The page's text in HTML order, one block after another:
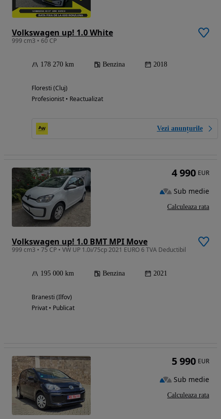
Volkswagen up! 1.0 White
999 cm3 • 60 CP
178 270 km Benzina 2018
Floresti (Cluj)
Profesionist • Reactualizat
Vezi anunțurile
Volkswagen up! 1.0 BMT MPI Move
999 cm3 • 75 CP • VW UP 1.0i/75cp 2021 EURO 6 TVA Deductibil
195 000 km Benzina 2021
Branesti (Ilfov)
Privat • Publicat
4 990 EUR
Sub medie
Calculeaza rata
5 990 EUR
Sub medie
Calculeaza rata